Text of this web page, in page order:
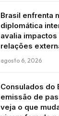
Brasil enfrenta
diplomática
avalia
relações
agosto 6, 2026
Consulados do
emissão de
veja o que